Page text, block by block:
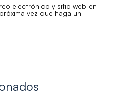
electrónico y sitio web en
vez que haga un